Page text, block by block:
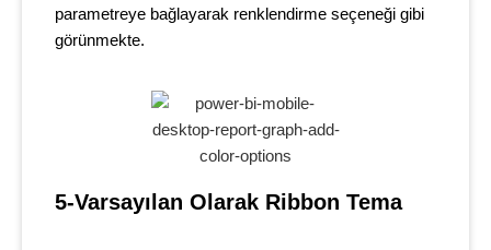
parametreye bağlayarak renklendirme seçeneği gibi
görünmekte.
5-Varsayılan Olarak Ribbon Tema